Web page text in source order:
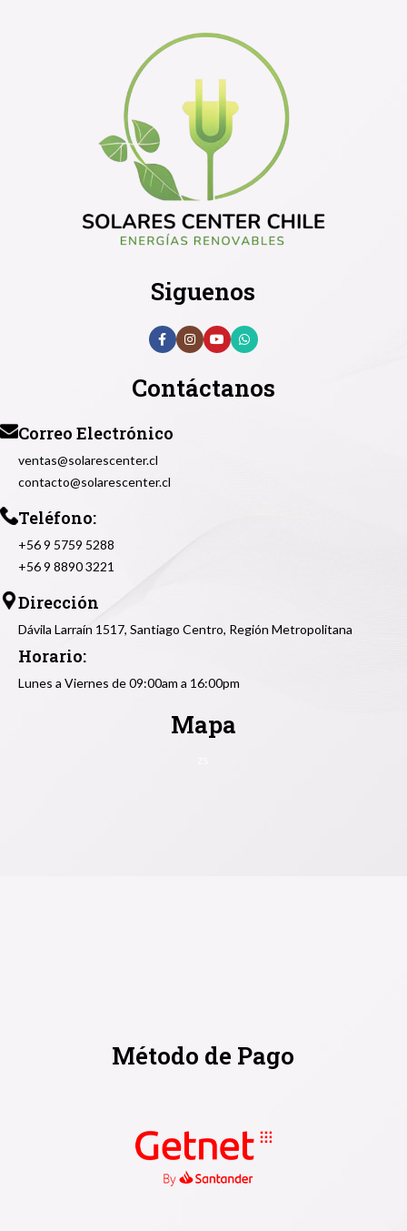
Siguenos
Contáctanos
Correo Electrónico
ventas@solarescenter.cl
contacto@solarescenter.cl
Teléfono:
+56 9 5759 5288
+56 9 8890 3221
Dirección
Dávila Larraín 1517, Santiago Centro, Región Metropolitana
Horario:
Lunes a Viernes de 09:00am a 16:00pm
Mapa
Método de Pago